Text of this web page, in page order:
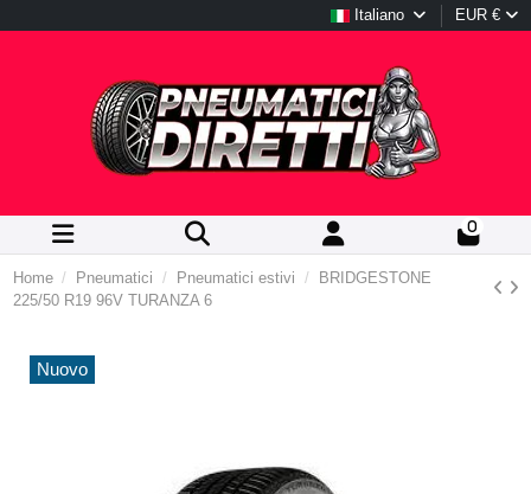
Italiano EUR €
0
Home Pneumatici Pneumatici estivi
BRIDGESTONE
225/50 R19 96V TURANZA 6
Nuovo